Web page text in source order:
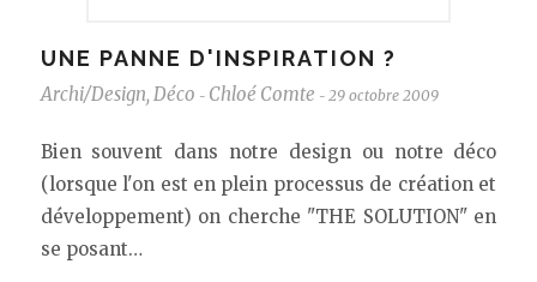
UNE PANNE D'INSPIRATION ?
Archi/Design, Déco - Chloé Comte - 29 octobre 2009
Bien souvent dans notre design ou notre déco
(lorsque l'on est en plein processus de création et
développement) on cherche "THE SOLUTION" en
se posant…